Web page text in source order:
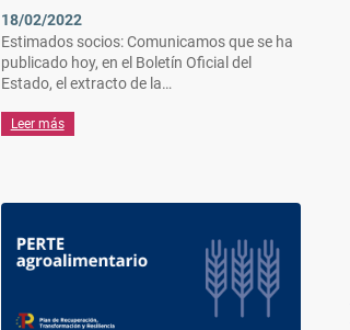
18/02/2022
Estimados socios: Comunicamos que se ha
publicado hoy, en el Boletín Oficial del
Estado, el extracto de la…
Leer más